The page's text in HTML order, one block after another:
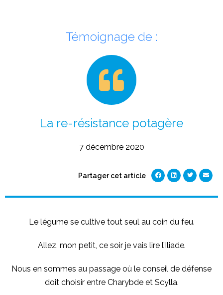
Témoignage de :
La re-résistance potagère
7 décembre 2020
Partager cet article
Le légume se cultive tout seul au coin du feu.
Allez, mon petit, ce soir je vais lire l’Iliade.
Nous en sommes au passage où le conseil de défense
doit choisir entre Charybde et Scylla.